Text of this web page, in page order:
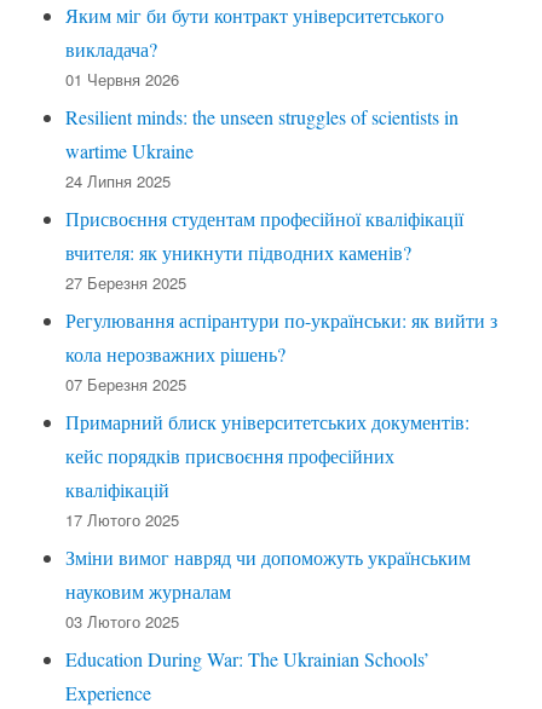
Яким міг би бути контракт університетського
викладача?
01 Червня 2026
Resilient minds: the unseen struggles of scientists in
wartime Ukraine
24 Липня 2025
Присвоєння студентам професійної кваліфікації
вчителя: як уникнути підводних каменів?
27 Березня 2025
Регулювання аспірантури по-українськи: як вийти з
кола нерозважних рішень?
07 Березня 2025
Примарний блиск університетських документів:
кейс порядків присвоєння професійних
кваліфікацій
17 Лютого 2025
Зміни вимог навряд чи допоможуть українським
науковим журналам
03 Лютого 2025
Education During War: The Ukrainian Schools’
Experience